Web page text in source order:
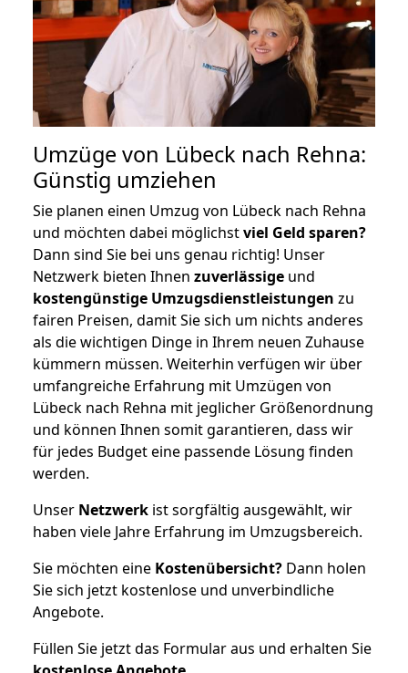
Umzüge von Lübeck nach Rehna:
Günstig umziehen
Sie planen einen Umzug von Lübeck nach Rehna
und möchten dabei möglichstviel Geld sparen?
Dann sind Sie bei uns genau richtig! Unser
Netzwerk bieten Ihnen zuverlässige und
kostengünstige Umzugsdienstleistungen zu
fairen Preisen, damit Sie sich um nichts anderes
als die wichtigen Dinge in Ihrem neuen Zuhause
kümmern müssen. Weiterhin verfügen wir über
umfangreiche Erfahrung mit Umzügen von
Lübeck nach Rehna mit jeglicher Größenordnung
und können Ihnen somit garantieren, dass wir
für jedes Budget eine passende Lösung finden
werden.
Unser Netzwerk ist sorgfältig ausgewählt, wir
haben viele Jahre Erfahrung im Umzugsbereich.
Sie möchten eine Kostenübersicht? Dann holen
Sie sich jetzt kostenlose und unverbindliche
Angebote.
Füllen Sie jetzt das Formular aus und erhalten Sie